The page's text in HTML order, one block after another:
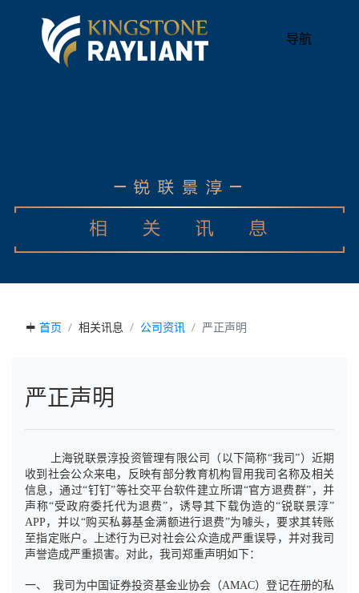
导航
首页 相关讯息 公司资讯 严正声明
严正声明
上海锐联景淳投资管理有限公司（以下简称“我司”）近期
收到社会公众来电，反映有部分教育机构冒用我司名称及相关
信息，通过“钉钉”等社交平台软件建立所谓“官方退费群”，并
声称“受政府委托代为退费”，诱导其下载伪造的“锐联景淳”
APP，并以“购买私募基金满额进行退费”为噱头，要求其转账
至指定账户。上述行为已对社会公众造成严重误导，并对我司
声誉造成严重损害。对此，我司郑重声明如下：
一、 我司为中国证券投资基金业协会（AMAC）登记在册的私